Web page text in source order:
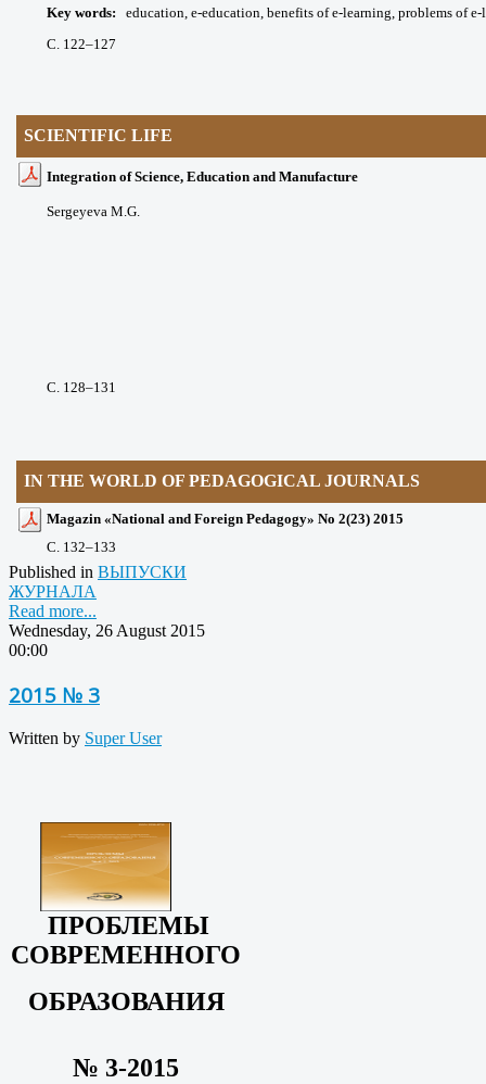
Key words: education, e-education, benefits of e-learning, problems of
С. 122–127
SCIENTIFIC LIFE
Integration of Science, Education and Manufacture
Sergeyeva M.G.
С. 128–131
IN THE WORLD OF PEDAGOGICAL JOURNALS
Magazin «National and Foreign Pedagogy» No 2(23) 2015
С. 132–133
Published in ВЫПУСКИ
ЖУРНАЛА
Read more...
Wednesday, 26 August 2015
00:00
2015 № 3
Written by Super User
ПРОБЛЕМЫ
СОВРЕМЕННОГО
ОБРАЗОВАНИЯ
№ 3-2015